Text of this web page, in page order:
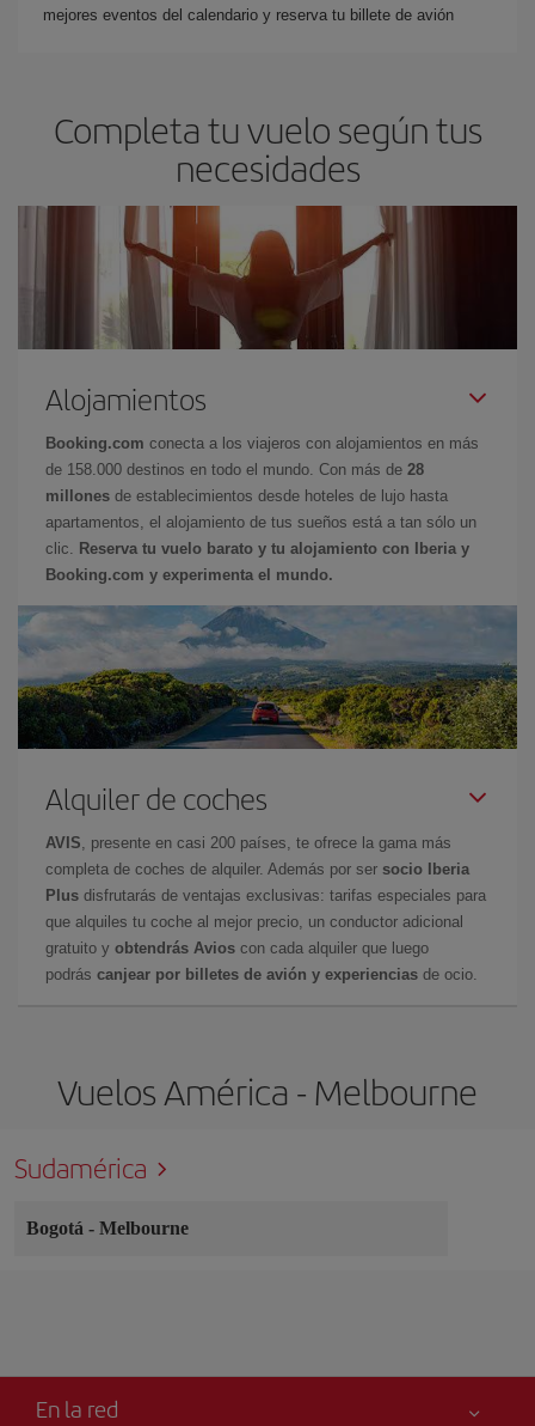
mejores eventos del calendario y reserva tu billete de avión
Completa tu vuelo según tus
necesidades
Alojamientos
Booking.com conecta a los viajeros con alojamientos en más
de 158.000 destinos en todo el mundo. Con más de 28
millones de establecimientos desde hoteles de lujo hasta
apartamentos, el alojamiento de tus sueños está a tan sólo un
clic.
Reserva tu vuelo barato y tu alojamiento con Iberia y
Booking.com y experimenta el mundo.
Alquiler de coches
AVIS , presente en casi 200 países, te ofrece la gama más
completa de coches de alquiler. Además por ser socio Iberia
Plus disfrutarás de ventajas exclusivas: tarifas especiales para
que alquiles tu coche al mejor precio, un conductor adicional
gratuito y obtendrás Avios con cada alquiler que luego
podrás canjear por billetes de avión y experiencias de ocio.
Vuelos América - Melbourne
Sudamérica
Bogotá - Melbourne
En la red